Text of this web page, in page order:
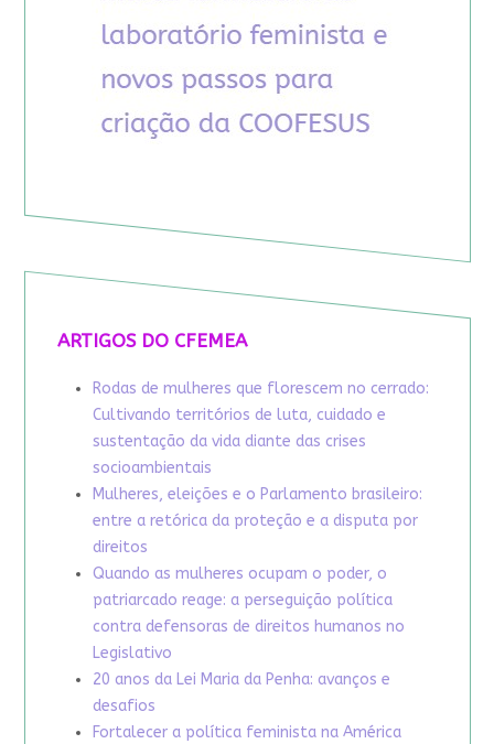
ARTIGOS DO CFEMEA
Rodas de mulheres que florescem no cerrado:
Cultivando territórios de luta, cuidado e
sustentação da vida diante das crises
socioambientais
Mulheres, eleições e o Parlamento brasileiro:
entre a retórica da proteção e a disputa por
direitos
Quando as mulheres ocupam o poder, o
patriarcado reage: a perseguição política
contra defensoras de direitos humanos no
Legislativo
20 anos da Lei Maria da Penha: avanços e
desafios
Fortalecer a política feminista na América